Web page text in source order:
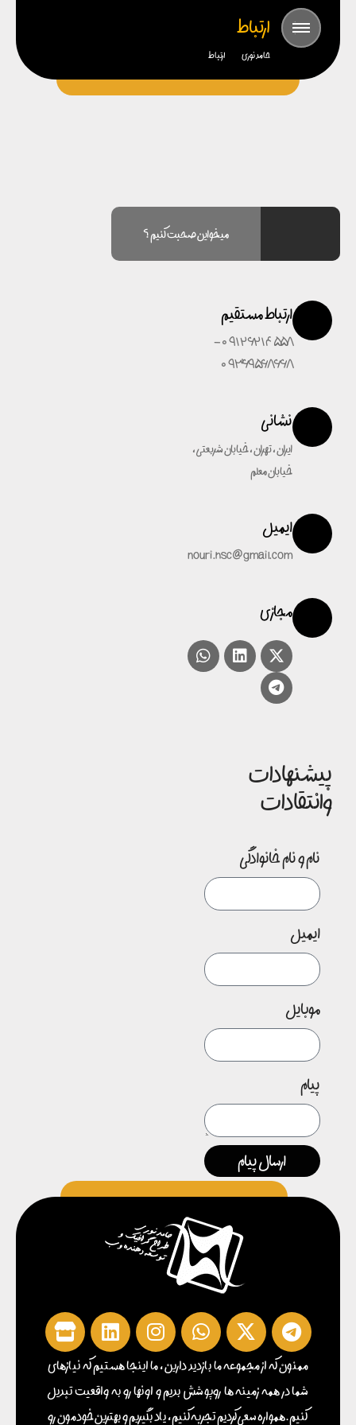
ارتباط
حامد نوری ارتباط
میخواین صحبت کنیم ؟
ارتباط مستقیم
09126214558 -
09369568668
نشانی
ایران ، تهران ، خیابان شریعتی ،
خیابان معلم
ایمیل
nouri.hsc@gmail.com
مجازی
پیشنهادات
وانتقادات
نام و نام خانوادگی
ایمیل
موبایل
پیام
ارسال پیام
ممنون که از مجموعه ما بازدید دارین ، ما اینجا هستیم که نیازهای
شما در همه زمینه ها روپوشش بدیم و اونها رو به واقعیت تبدیل
کنیم . همواره سعی کردیم تجربه کنیم ، یاد بگیریم و بهترین خودمون رو